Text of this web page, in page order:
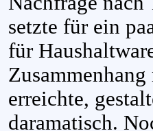
setzte für ein
für
erreichte,
daramatisch.